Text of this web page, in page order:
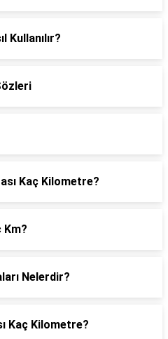
Kullanılır?
Kaç Kilometre?
Km?
Nelerdir?
Kaç Kilometre?